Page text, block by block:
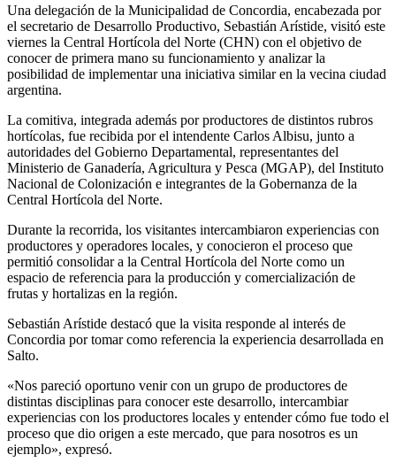
Una delegación de la Municipalidad de Concordia, encabezada por
el secretario de Desarrollo Productivo, Sebastián Arístide, visitó este
viernes la Central Hortícola del Norte (CHN) con el objetivo de
conocer de primera mano su funcionamiento y analizar la
posibilidad de implementar una iniciativa similar en la vecina ciudad
argentina.
La comitiva, integrada además por productores de distintos rubros
hortícolas, fue recibida por el intendente Carlos Albisu, junto a
autoridades del Gobierno Departamental, representantes del
Ministerio de Ganadería, Agricultura y Pesca (MGAP), del Instituto
Nacional de Colonización e integrantes de la Gobernanza de la
Central Hortícola del Norte.
Durante la recorrida, los visitantes intercambiaron experiencias con
productores y operadores locales, y conocieron el proceso que
permitió consolidar a la Central Hortícola del Norte como un
espacio de referencia para la producción y comercialización de
frutas y hortalizas en la región.
Sebastián Arístide destacó que la visita responde al interés de
Concordia por tomar como referencia la experiencia desarrollada en
Salto.
«Nos pareció oportuno venir con un grupo de productores de
distintas disciplinas para conocer este desarrollo, intercambiar
experiencias con los productores locales y entender cómo fue todo el
proceso que dio origen a este mercado, que para nosotros es un
ejemplo», expresó.